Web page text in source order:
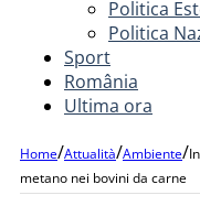
Politica
Politica
Sport
România
Ultima ora
Home/Attualità/Ambiente/
metano nei bovini da carne